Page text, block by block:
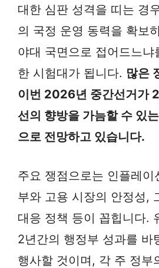
대한 심판 성격을 띠는 경
의 국정 운영 동력을 확보
야대 국면으로 접어드느냐
한 시험대가 됩니다. 많은
이번 2026년 중간선거가
선의 향방을 가늠할 수 있
으로 전망하고 있습니다.
주요 쟁점으로는 인플레이
부와 고용 시장의 안정성,
대응 정책 등이 꼽힙니다.
2년간의 행정부 성과를 바
행사할 것이며, 각 주 정부